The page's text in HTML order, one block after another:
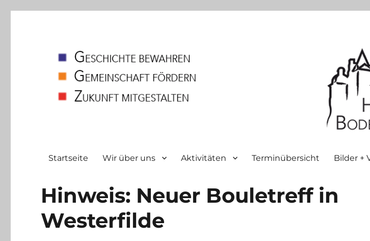
Startseite Wir über uns Aktivitäten Terminübersicht Bilder +
Hinweis: Neuer Bouletreff in
Westerfilde